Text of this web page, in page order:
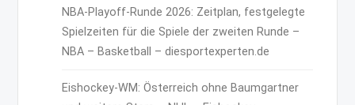
NBA-Playoff-Runde 2026: Zeitplan, festgelegte
Spielzeiten für die Spiele der zweiten Runde –
NBA – Basketball – diesportexperten.de
Eishockey-WM: Österreich ohne Baumgartner